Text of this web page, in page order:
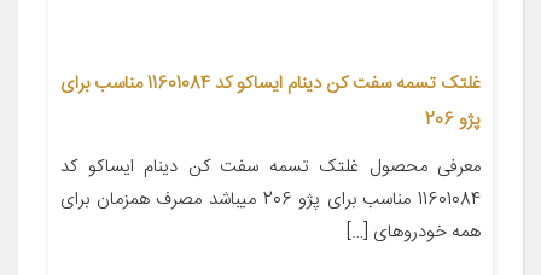
غلتک تسمه سفت کن دینام ایساکو کد 11601084 مناسب برای
پژو 206
معرفی محصول غلتک تسمه سفت کن دینام ایساکو کد
11601084 مناسب برای پژو 206 میباشد مصرف همزمان برای
همه خودروهای […]